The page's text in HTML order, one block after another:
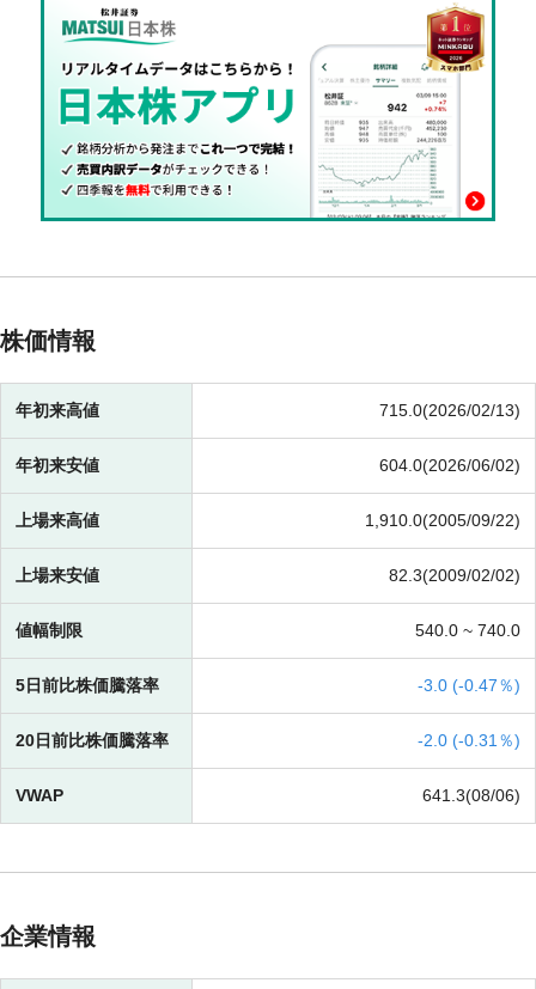
株価情報
年初来高値 715.0(2026/02/13)
年初来安値 604.0(2026/06/02)
上場来高値 1,910.0(2005/09/22)
上場来安値 82.3(2009/02/02)
値幅制限 540.0 ~ 740.0
5日前比株価騰落率 -3.0 (-0.47％)
20日前比株価騰落率 -2.0 (-0.31％)
VWAP 641.3(08/06)
企業情報